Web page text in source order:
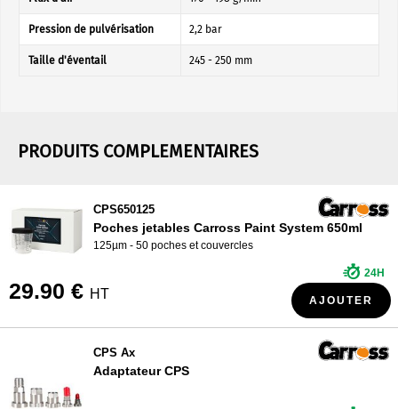
Pression de pulvérisation 2,2 bar
Taille d'éventail 245 - 250 mm
PRODUITS COMPLEMENTAIRES
CPS650125
Poches jetables Carross Paint System 650ml
125µm - 50 poches et couvercles
29.90 € HT
24H
AJOUTER
CPS Ax
Adaptateur CPS